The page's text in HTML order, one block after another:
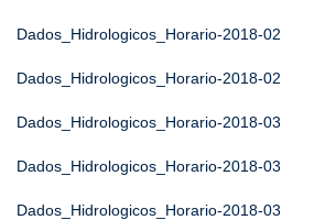
Dados_Hidrologicos_Horario-2018-02
Dados_Hidrologicos_Horario-2018-02
Dados_Hidrologicos_Horario-2018-03
Dados_Hidrologicos_Horario-2018-03
Dados_Hidrologicos_Horario-2018-03